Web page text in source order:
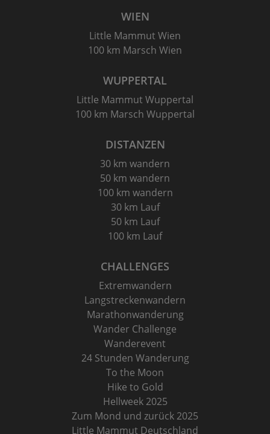
WIEN
Little Mammut Wien
100 km Marsch Wien
WUPPERTAL
Little Mammut Wuppertal
100 km Marsch Wuppertal
DISTANZEN
30 km wandern
50 km wandern
100 km wandern
30 km Lauf
50 km Lauf
100 km Lauf
CHALLENGES
Extremwandern
Langstreckenwandern
Marathonwanderung
Wander Challenge
Wanderevent
24 Stunden Wanderung
To the Moon
Hike to Gold
Hellweek 2025
Zum Mond und zurück 2025
Little Mammut Deutschland